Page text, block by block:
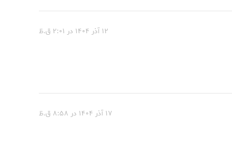
۱۲ آذر ۱۴۰۴ در ۲:۰۱ ق.ظ
۱۷ آذر ۱۴۰۴ در ۸:۵۸ ق.ظ